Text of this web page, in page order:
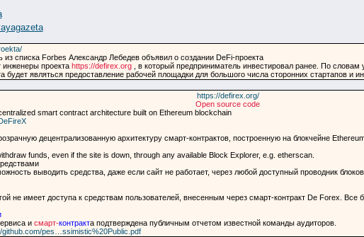
из списка Forbes Александр Лебедев объявил о создании DeFi-проекта
инженеры проекта https://defirex.org, в который предприниматель инвестировал ранее. По словам
являться предоставление рабочей площадки для большого числа сторонних стартапов и
https://defirex.org/
Open source code
smart contract architecture built on Ethereum blockchain
децентрализованную архитектуру смарт-контрактов, построенную на блокчейне
funds, even if the site is down, through any available Block Explorer, e.g. etherscan.
выводить средства, даже если сайт не работает, через любой доступный проводник
не имеет доступа к средствам пользователей, внесенным через смарт-контракт De Forex. Все
и смарт-контракта подтверждена публичным отчетом известной команды аудиторов.
github.com/pes…ssimistic%20Public.pdf